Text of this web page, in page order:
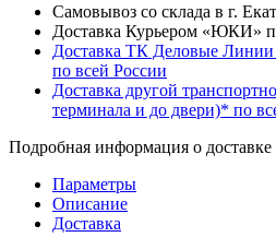
Самовывоз со склада в г.
Доставка Курьером «ЮКИ»
Доставка ТК Деловые Линии
по всей России
Доставка другой
терминала и до двери)* по
Подробная информация о доставке
Параметры
Описание
Доставка